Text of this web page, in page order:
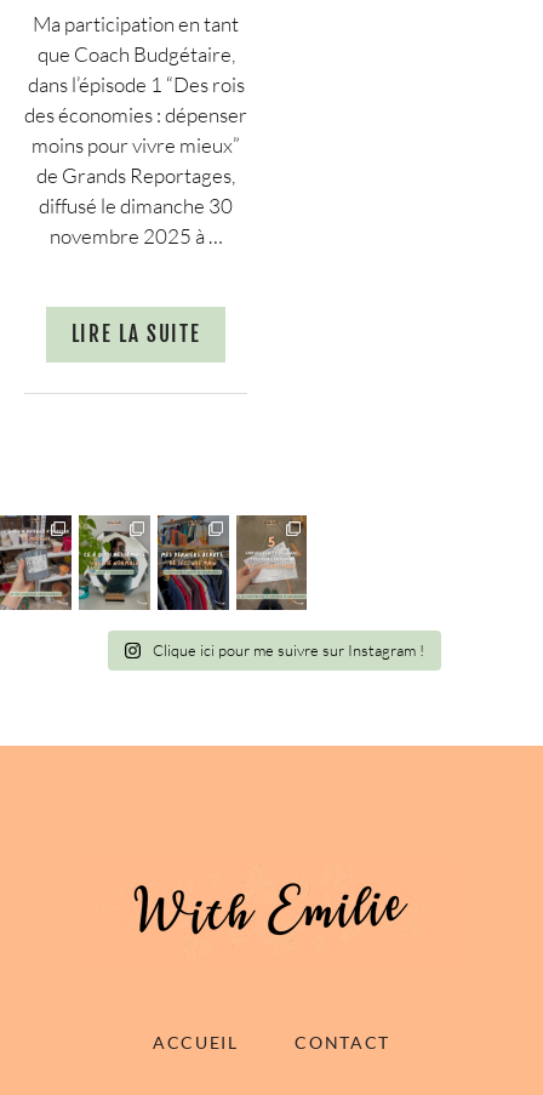
Ma participation en tant
que Coach Budgétaire,
dans l’épisode 1 “Des rois
des économies : dépenser
moins pour vivre mieux”
de Grands Reportages,
diffusé le dimanche 30
novembre 2025 à …
LIRE LA SUITE
Clique ici pour me suivre sur Instagram !
ACCUEIL CONTACT